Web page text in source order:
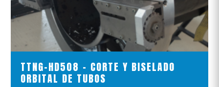
TTNG-HD508 - CORTE Y BISELADO
ORBITAL DE TUBOS
VER EL PRODUCTO